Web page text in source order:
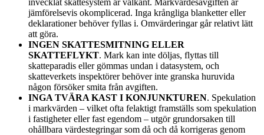
jämförelsevis okomplicerad. Inga krångliga blanketter eller
deklarationer behöver fyllas i. Omvärderingar går relativt lätt
att göra.
INGEN SKATTESMITNING ELLER
SKATTEFLYKT. Mark kan inte döljas, flyttas till
skatteparadis eller gömmas undan i datasystem, och
skatteverkets inspektörer behöver inte granska huruvida
någon försöker smita från avgiften.
INGA TVÄRA KAST I KONJUNKTUREN. Spekulation
i markvärden – vilket ofta felaktigt framställs som spekulation
i fastigheter eller fast egendom – utgör grundorsaken till
ohållbara värdestegringar som då och då korrigeras genom